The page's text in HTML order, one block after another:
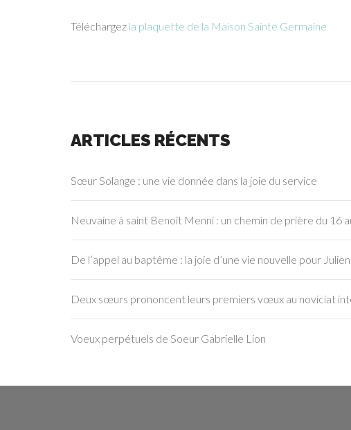
Téléchargez la plaquette de la Maison Sainte Germaine
ARTICLES RÉCENTS
Sœur Solange : une vie donnée dans la joie du service
Neuvaine à saint Benoît Menni : un chemin de prière du 16
De l’appel au baptême : la joie d’une vie nouvelle pour Julien
Deux sœurs prononcent leurs premiers vœux au noviciat
Voeux perpétuels de Soeur Gabrielle Lion